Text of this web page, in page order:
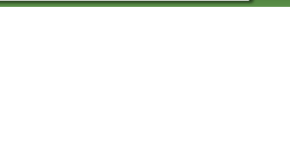
Secteurs du fournisseur de services